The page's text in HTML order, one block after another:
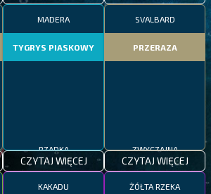
MADERA
TYGRYS PIASKOWY
RZADKA
CZYTAJ WIĘCEJ
SVALBARD
PRZERAZA
ZWYCZAJNA
CZYTAJ WIĘCEJ
KAKADU ŻÓŁTA RZEKA